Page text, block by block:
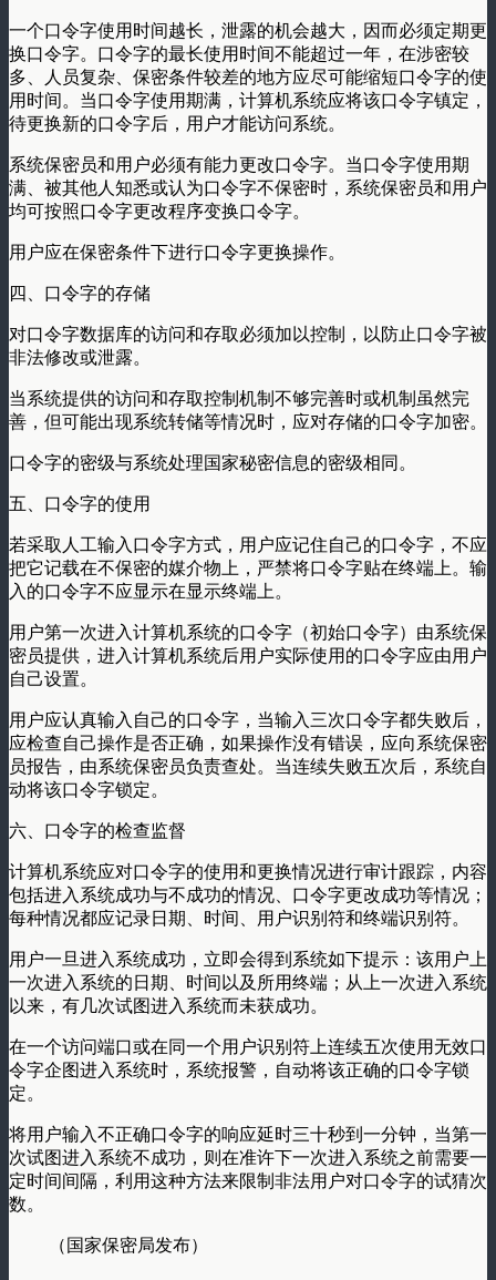
一个口令字使用时间越长，泄露的机会越大，因而必须定期更
换口令字。口令字的最长使用时间不能超过一年，在涉密较
多、人员复杂、保密条件较差的地方应尽可能缩短口令字的使
用时间。当口令字使用期满，计算机系统应将该口令字镇定，
待更换新的口令字后，用户才能访问系统。
系统保密员和用户必须有能力更改口令字。当口令字使用期
满、被其他人知悉或认为口令字不保密时，系统保密员和用户
均可按照口令字更改程序变换口令字。
用户应在保密条件下进行口令字更换操作。
四、口令字的存储
对口令字数据库的访问和存取必须加以控制，以防止口令字被
非法修改或泄露。
当系统提供的访问和存取控制机制不够完善时或机制虽然完
善，但可能出现系统转储等情况时，应对存储的口令字加密。
口令字的密级与系统处理国家秘密信息的密级相同。
五、口令字的使用
若采取人工输入口令字方式，用户应记住自己的口令字，不应
把它记载在不保密的媒介物上，严禁将口令字贴在终端上。输
入的口令字不应显示在显示终端上。
用户第一次进入计算机系统的口令字（初始口令字）由系统保
密员提供，进入计算机系统后用户实际使用的口令字应由用户
自己设置。
用户应认真输入自己的口令字，当输入三次口令字都失败后，
应检查自己操作是否正确，如果操作没有错误，应向系统保密
员报告，由系统保密员负责查处。当连续失败五次后，系统自
动将该口令字锁定。
六、口令字的检查监督
计算机系统应对口令字的使用和更换情况进行审计跟踪，内容
包括进入系统成功与不成功的情况、口令字更改成功等情况；
每种情况都应记录日期、时间、用户识别符和终端识别符。
用户一旦进入系统成功，立即会得到系统如下提示：该用户上
一次进入系统的日期、时间以及所用终端；从上一次进入系统
以来，有几次试图进入系统而未获成功。
在一个访问端口或在同一个用户识别符上连续五次使用无效口
令字企图进入系统时，系统报警，自动将该正确的口令字锁
定。
将用户输入不正确口令字的响应延时三十秒到一分钟，当第一
次试图进入系统不成功，则在准许下一次进入系统之前需要一
定时间间隔，利用这种方法来限制非法用户对口令字的试猜次
数。
（国家保密局发布）